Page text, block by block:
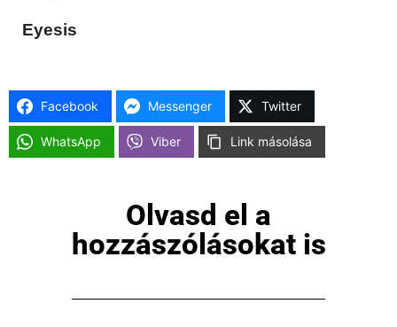
Eyesis
Facebook Messenger Twitter
WhatsApp Viber Link másolása
Olvasd el a
hozzászólásokat is